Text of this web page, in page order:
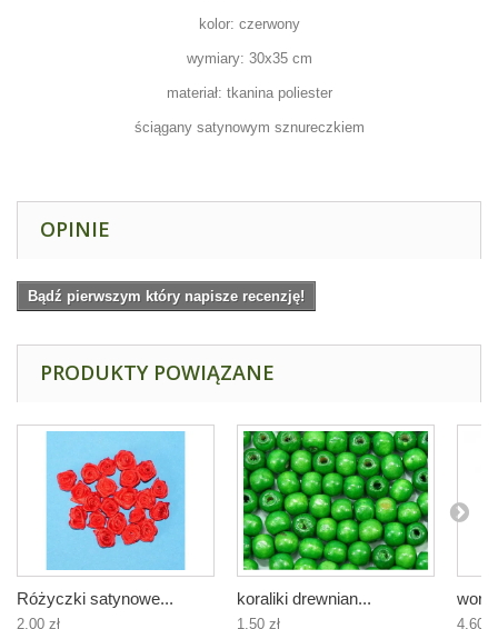
kolor: czerwony
wymiary: 30x35 cm
materiał: tkanina poliester
ściągany satynowym sznureczkiem
OPINIE
Bądź pierwszym który napisze recenzję!
PRODUKTY POWIĄZANE
Różyczki satynowe...
2,00 zł
koraliki drewnian...
1,50 zł 4,60